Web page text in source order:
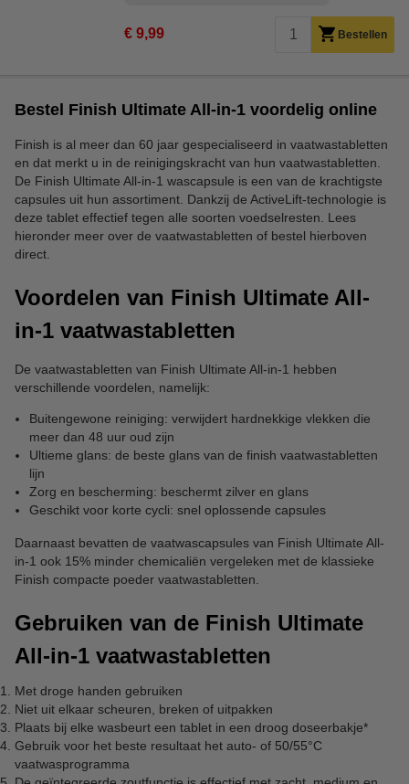
€ 9,99 Bestellen
Bestel Finish Ultimate All-in-1 voordelig online
Finish is al meer dan 60 jaar gespecialiseerd in vaatwastabletten
en dat merkt u in de reinigingskracht van hun vaatwastabletten.
De Finish Ultimate All-in-1 wascapsule is een van de krachtigste
capsules uit hun assortiment. Dankzij de ActiveLift-technologie is
deze tablet effectief tegen alle soorten voedselresten. Lees
hieronder meer over de vaatwastabletten of bestel hierboven
direct.
Voordelen van Finish Ultimate All-
in-1 vaatwastabletten
De vaatwastabletten van Finish Ultimate All-in-1 hebben
verschillende voordelen, namelijk:
Buitengewone reiniging: verwijdert hardnekkige vlekken die
meer dan 48 uur oud zijn
Ultieme glans: de beste glans van de finish vaatwastabletten
lijn
Zorg en bescherming: beschermt zilver en glans
Geschikt voor korte cycli: snel oplossende capsules
Daarnaast bevatten de vaatwascapsules van Finish Ultimate All-
in-1 ook 15% minder chemicaliën vergeleken met de klassieke
Finish compacte poeder vaatwastabletten.
Gebruiken van de Finish Ultimate
All-in-1 vaatwastabletten
Met droge handen gebruiken
Niet uit elkaar scheuren, breken of uitpakken
Plaats bij elke wasbeurt een tablet in een droog doseerbakje*
Gebruik voor het beste resultaat het auto- of 50/55°C
vaatwasprogramma